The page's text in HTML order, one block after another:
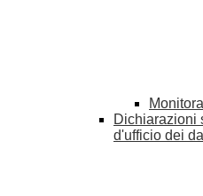
Dichiarazioni
d'ufficio dei